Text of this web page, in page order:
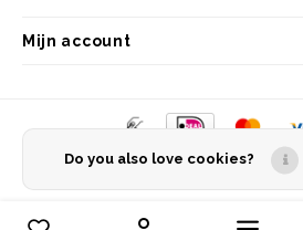
Mijn account
© Copyright 2026 Entrepôt Holland -
Vergelijk producten
Do you also love cookies?